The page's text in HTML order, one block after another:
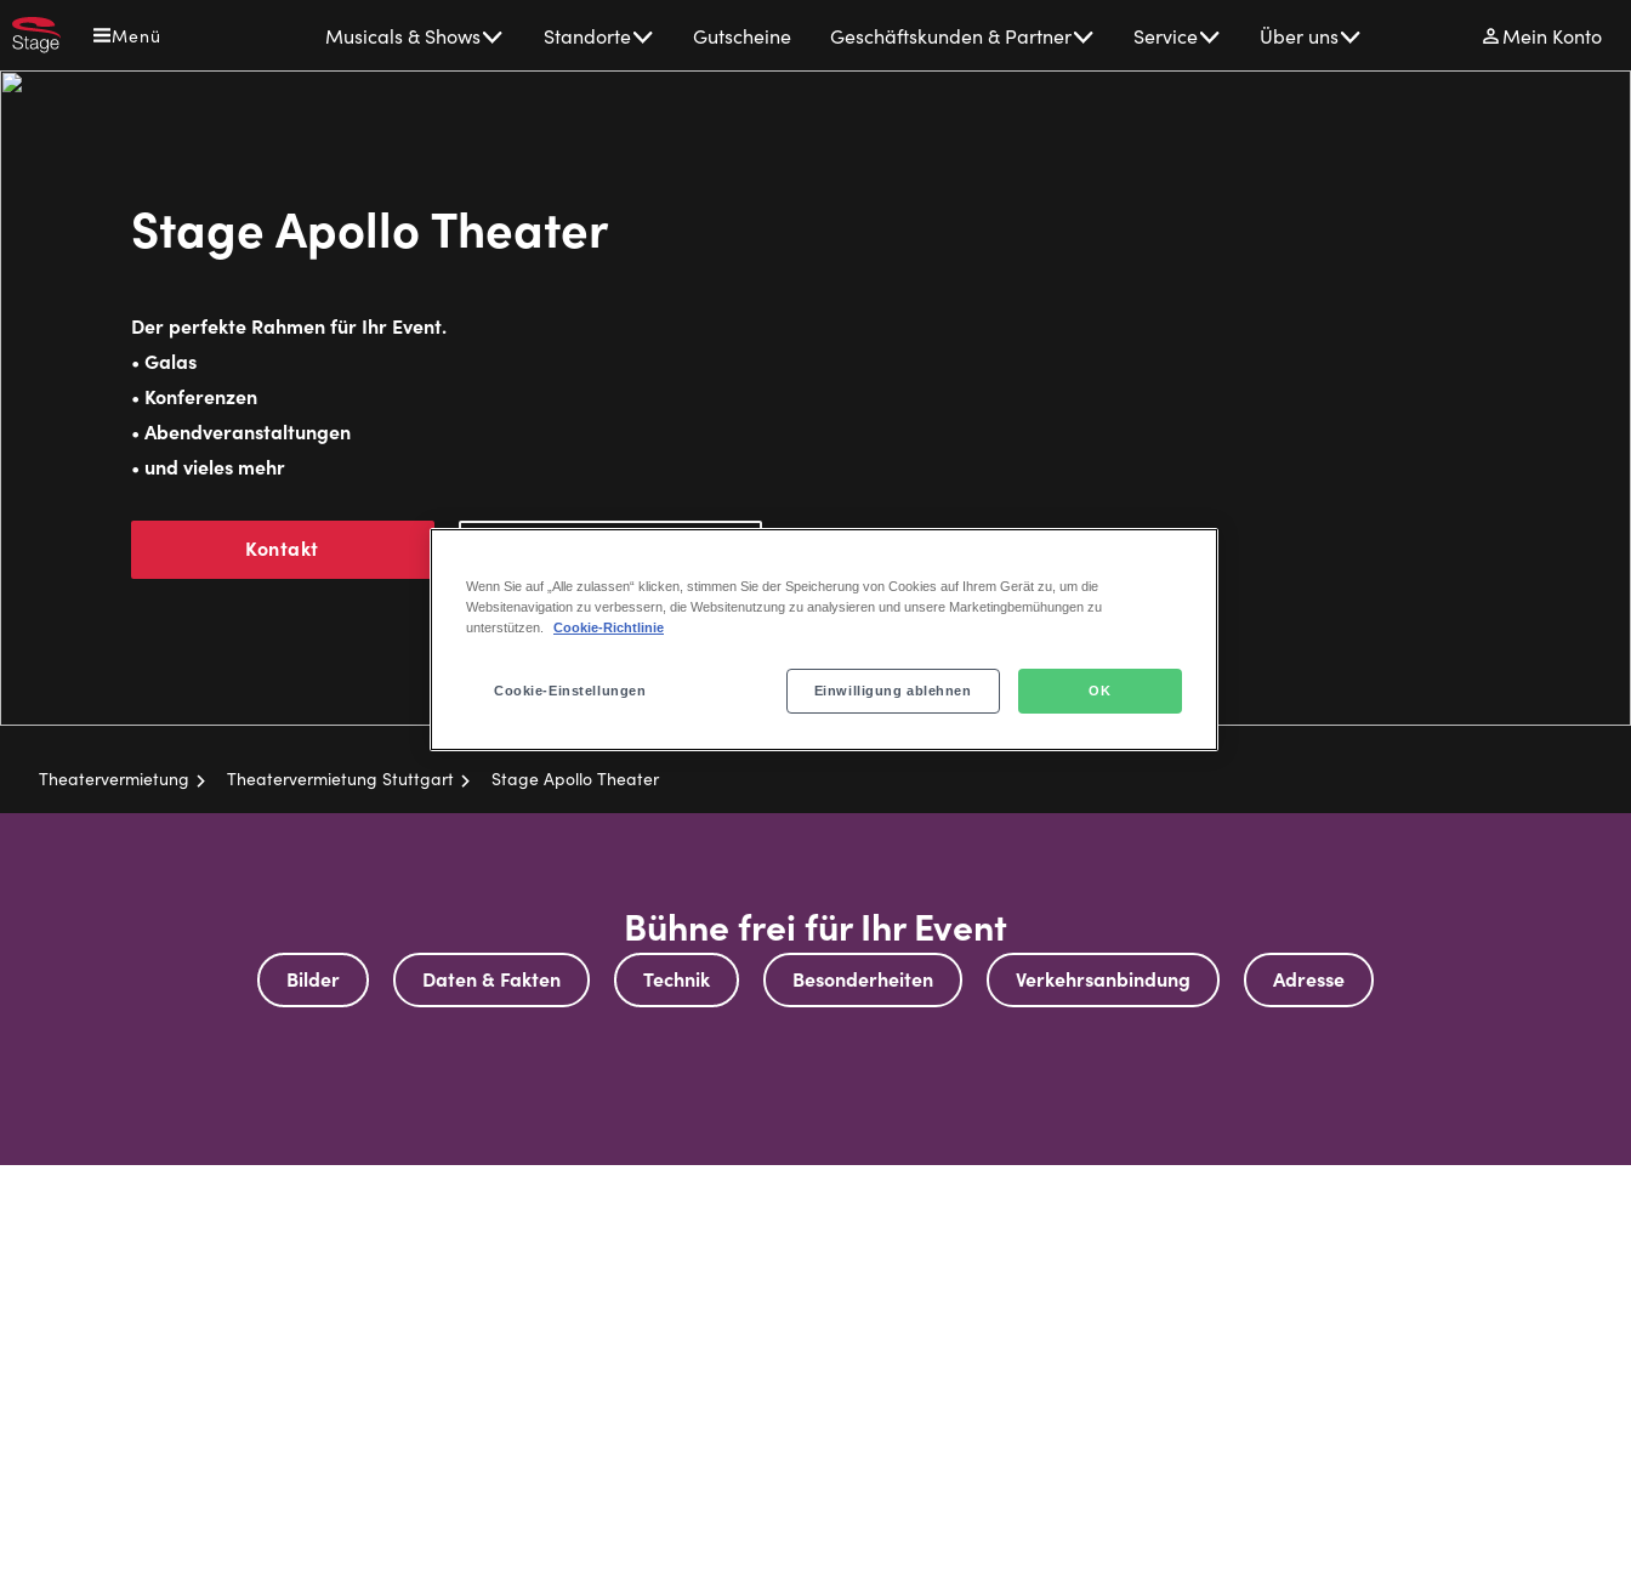
Direkt
zum
Inhalt
Menü
navigation
Musicals & Shows Standorte Gutscheine Geschäftskunden & Partner Service Über uns Mein Konto
Stage Apollo Theater
Der perfekte Rahmen für Ihr Event.
• Galas
• Konferenzen
• Abendveranstaltungen
• und vieles mehr
Kontakt
Pfadnavigation
Theatervermietung Theatervermietung Stuttgart Stage Apollo Theater
Bühne frei für Ihr Event
Bilder Daten & Fakten Technik Besonderheiten Verkehrsanbindung Adresse
Wenn Sie auf „Alle zulassen“ klicken, stimmen Sie der Speicherung von Cookies auf Ihrem Gerät zu, um die
Websitenavigation zu verbessern, die Websitenutzung zu analysieren und unsere Marketingbemühungen zu
unterstützen.
Cookie-Richtlinie
Cookie-Einstellungen Einwilligung ablehnen OK